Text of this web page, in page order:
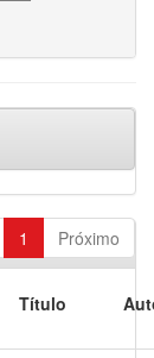
1 Próximo
Título